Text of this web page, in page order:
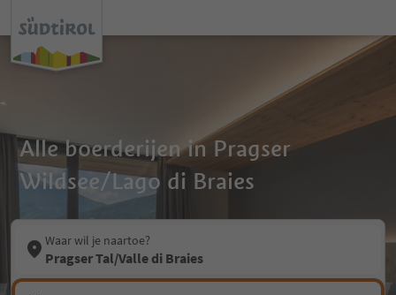
Alle boerderijen in Pragser
Wildsee/Lago di Braies
Waar wil je naartoe?
Pragser Tal/Valle di Braies